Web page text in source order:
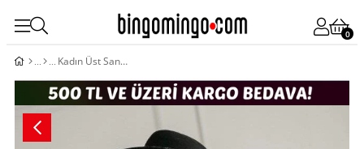
0
Kadın Üst Sandy Kumaş Bluz, Alt Çiçek Desenli Süprem Kumaş Etek İkili Takım